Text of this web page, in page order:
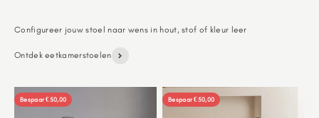
Ontdek eetkamerstoelen
Bespaar €50,00 Bespaar €50,00